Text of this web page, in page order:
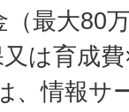
（最大80
は育成
、情報サ